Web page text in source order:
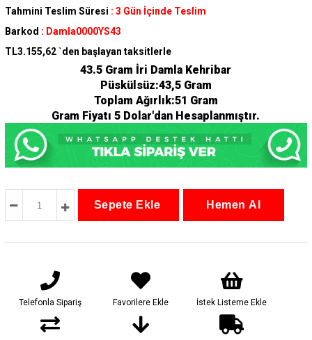
Tahmini Teslim Süresi : 3 Gün İçinde Teslim
Barkod : Damla0000YS43
TL3.155,62 `den başlayan taksitlerle
43.5 Gram İri Damla Kehribar
Püskülsüz:43,5 Gram
Toplam Ağırlık:51 Gram
Gram Fiyatı 5 Dolar'dan Hesaplanmıştır.
Telefonla Sipariş Favorilere Ekle İstek Listeme Ekle